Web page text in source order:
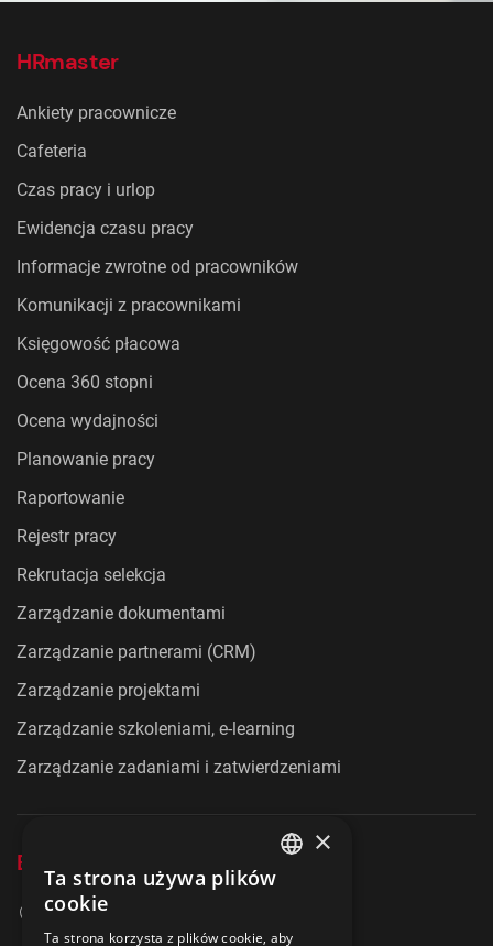
HRmaster
Ankiety pracownicze
Cafeteria
Czas pracy i urlop
Ewidencja czasu pracy
Informacje zwrotne od pracowników
Komunikacji z pracownikami
Księgowość płacowa
Ocena 360 stopni
Ocena wydajności
Planowanie pracy
Raportowanie
Rejestr pracy
Rekrutacja selekcja
Zarządzanie dokumentami
Zarządzanie partnerami (CRM)
Zarządzanie projektami
Zarządzanie szkoleniami, e-learning
Zarządzanie zadaniami i zatwierdzeniami
Evolution Consulting Kft.
3515 Miskolc
Egyetemváros AFKI, 2. piętro
×
Ta strona używa plików
cookie
Ta strona korzysta z plików cookie, aby